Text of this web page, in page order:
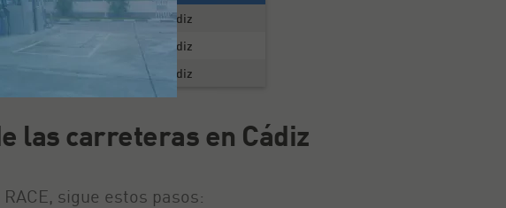
Cádiz
Cádiz
Cádiz
las carreteras en Cádiz
sigue estos pasos: